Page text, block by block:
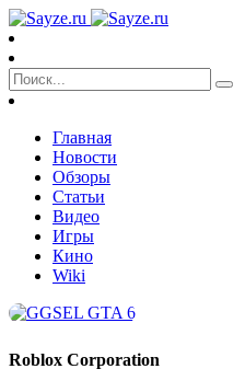
Главная
Новости
Обзоры
Статьи
Видео
Игры
Кино
Wiki
Roblox Corporation